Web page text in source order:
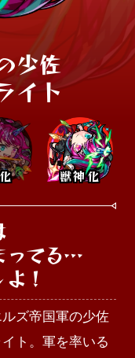
少佐
イト
獣神化
ってる…
！
ズ帝国軍の少佐
ト。軍を率いる